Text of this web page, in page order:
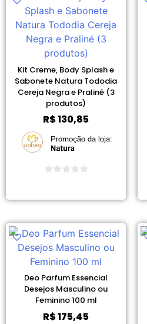
Kit Creme, Body Splash e
Sabonete Natura Tododia
Cereja Negra e Praliné (3
produtos)
R$130,85
Deo Parfum Essencial
Desejos Masculino ou
Feminino 100 ml
R$175,45